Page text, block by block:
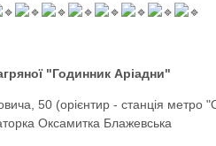
"Годинник Аріадни"
50 (орієнтир - станція метро
Оксамитка Блажевська